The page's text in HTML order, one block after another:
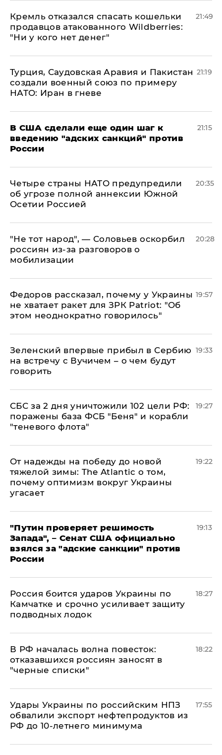
Кремль отказался спасать кошельки
продавцов атакованного Wildberries:
"Ни у кого нет денег"
21:49
Турция, Саудовская Аравия и Пакистан
создали военный союз по примеру
НАТО: Иран в гневе
21:19
В США сделали еще один шаг к
введению "адских санкций" против
России
21:15
Четыре страны НАТО предупредили
об угрозе полной аннексии Южной
Осетии Россией
20:35
​"Не тот народ", — Соловьев оскорбил
россиян из-за разговоров о
мобилизации
20:28
Федоров рассказал, почему у Украины
не хватает ракет для ЗРК Patriot: "Об
этом неоднократно говорилось"
19:57
Зеленский впервые прибыл в Сербию
на встречу с Вучичем – о чем будут
говорить
19:33
СБС за 2 дня уничтожили 102 цели РФ:
поражены база ФСБ "Беня" и корабли
"теневого флота"
19:27
От надежды на победу до новой
тяжелой зимы: The Atlantic о том,
почему оптимизм вокруг Украины
угасает
19:22
"Путин проверяет решимость
Запада", – Сенат США официально
взялся за "адские санкции" против
России
19:13
Россия боится ударов Украины по
Камчатке и срочно усиливает защиту
подводных лодок
18:27
​В РФ началась волна повесток:
отказавшихся россиян заносят в
"черные списки"
18:22
Удары Украины по российским НПЗ
обвалили экспорт нефтепродуктов из
РФ до 10-летнего минимума
17:55